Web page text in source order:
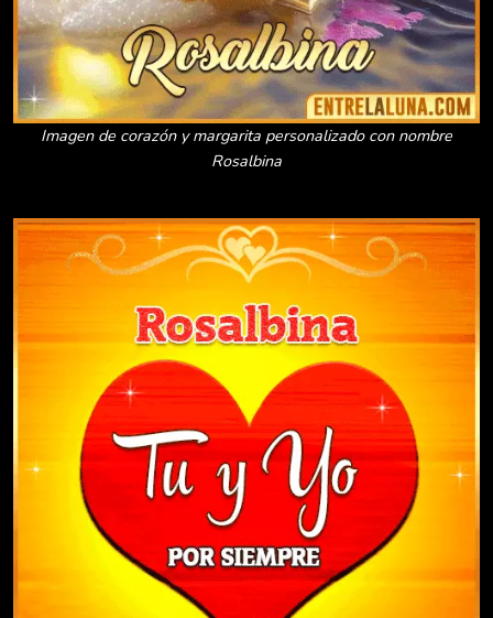
Imagen de corazón y margarita personalizado con nombre
Rosalbina